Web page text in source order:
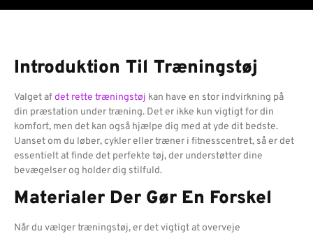
Introduktion Til Træningstøj
Valget afdet rette træningstøj kan have en stor indvirkning på
din præstation under træning. Det er ikke kun vigtigt for din
komfort, men det kan også hjælpe dig med at yde dit bedste.
Uanset om du løber, cykler eller træner i fitnesscentret, så er det
essentielt at finde det perfekte tøj, der understøtter dine
bevægelser og holder dig stilfuld.
Materialer Der Gør En Forskel
Når du vælger træningstøj, er det vigtigt at overveje